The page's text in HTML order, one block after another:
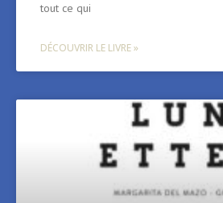
tout ce qui
DÉCOUVRIR LE LIVRE »